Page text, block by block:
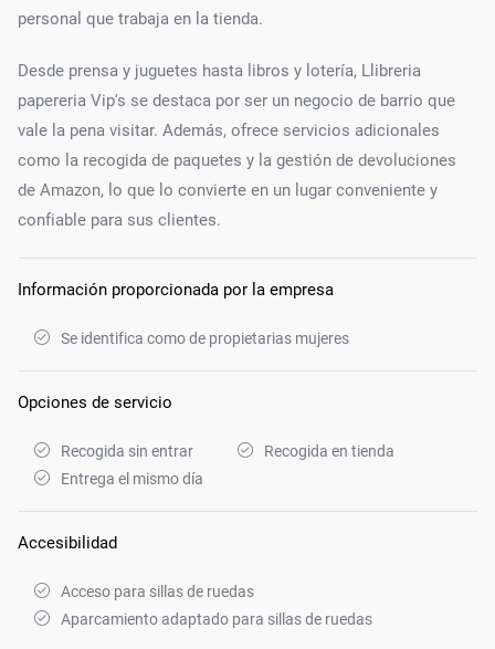
personal que trabaja en la tienda.
Desde prensa y juguetes hasta libros y lotería, Llibreria
papereria Vip's se destaca por ser un negocio de barrio que
vale la pena visitar. Además, ofrece servicios adicionales
como la recogida de paquetes y la gestión de devoluciones
de Amazon, lo que lo convierte en un lugar conveniente y
confiable para sus clientes.
Información proporcionada por la empresa
Se identifica como de propietarias mujeres
Opciones de servicio
Recogida sin entrar
Recogida en tienda
Entrega el mismo día
Accesibilidad
Acceso para sillas de ruedas
Aparcamiento adaptado para sillas de ruedas